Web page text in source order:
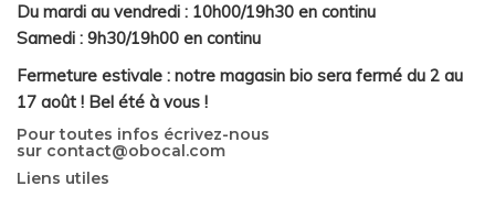
Du mardi au vendredi : 10h00/19h30 en continu
Samedi : 9h30/19h00 en continu
Fermeture estivale : notre magasin bio sera fermé du 2 au
17 août ! Bel été à vous !
Pour toutes infos écrivez-nous
sur contact@obocal.com
Liens utiles